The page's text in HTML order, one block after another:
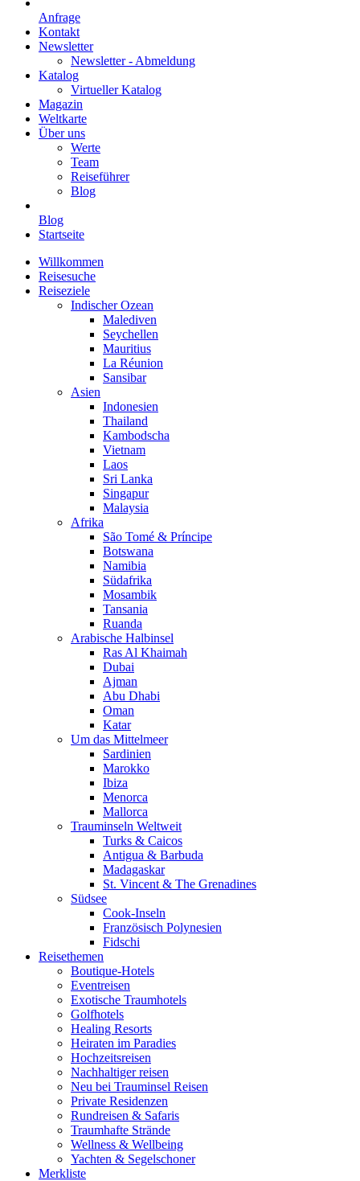
Anfrage
Kontakt
Newsletter
Newsletter - Abmeldung
Katalog
Virtueller Katalog
Magazin
Weltkarte
Über uns
Werte
Team
Reiseführer
Blog
Blog
Startseite
Willkommen
Reisesuche
Reiseziele
Indischer Ozean
Malediven
Seychellen
Mauritius
La Réunion
Sansibar
Asien
Indonesien
Thailand
Kambodscha
Vietnam
Laos
Sri Lanka
Singapur
Malaysia
Afrika
São Tomé & Príncipe
Botswana
Namibia
Südafrika
Mosambik
Tansania
Ruanda
Arabische Halbinsel
Ras Al Khaimah
Dubai
Ajman
Abu Dhabi
Oman
Katar
Um das Mittelmeer
Sardinien
Marokko
Ibiza
Menorca
Mallorca
Trauminseln Weltweit
Turks & Caicos
Antigua & Barbuda
Madagaskar
St. Vincent & The Grenadines
Südsee
Cook-Inseln
Französisch Polynesien
Fidschi
Reisethemen
Boutique-Hotels
Eventreisen
Exotische Traumhotels
Golfhotels
Healing Resorts
Heiraten im Paradies
Hochzeitsreisen
Nachhaltiger reisen
Neu bei Trauminsel Reisen
Private Residenzen
Rundreisen & Safaris
Traumhafte Strände
Wellness & Wellbeing
Yachten & Segelschoner
Merkliste